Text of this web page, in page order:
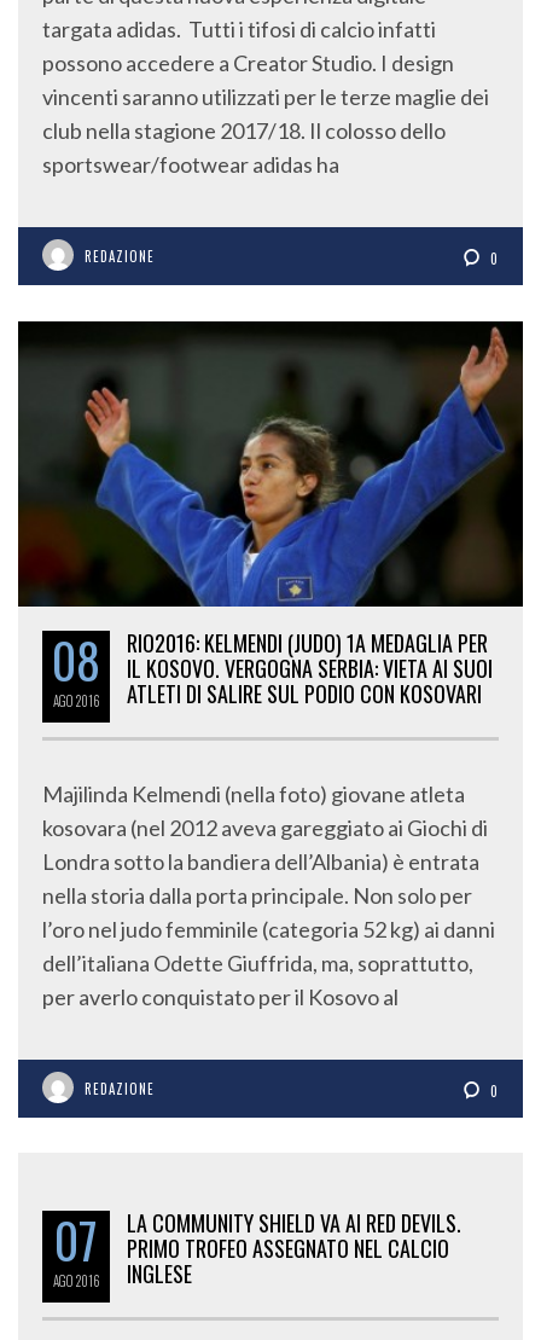
targata adidas. Tutti i tifosi di calcio infatti
possono accedere a Creator Studio. I design
vincenti saranno utilizzati per le terze maglie dei
club nella stagione 2017/18. Il colosso dello
sportswear/footwear adidas ha
REDAZIONE 0
08
AGO2016
RIO2016: KELMENDI (JUDO) 1A MEDAGLIA PER
IL KOSOVO. VERGOGNA SERBIA: VIETA AI SUOI
ATLETI DI SALIRE SUL PODIO CON KOSOVARI
Majilinda Kelmendi (nella foto) giovane atleta
kosovara (nel 2012 aveva gareggiato ai Giochi di
Londra sotto la bandiera dell’Albania) è entrata
nella storia dalla porta principale. Non solo per
l’oro nel judo femminile (categoria 52 kg) ai danni
dell’italiana Odette Giuffrida, ma, soprattutto,
per averlo conquistato per il Kosovo al
REDAZIONE 0
07
AGO2016
LA COMMUNITY SHIELD VA AI RED DEVILS.
PRIMO TROFEO ASSEGNATO NEL CALCIO
INGLESE